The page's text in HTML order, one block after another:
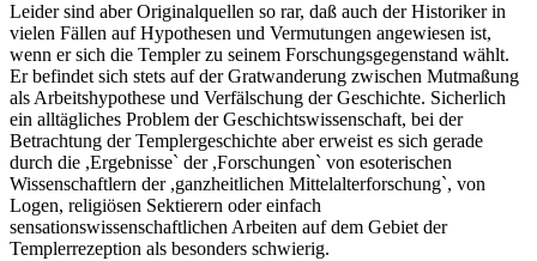
Leider sind aber Originalquellen so rar, daß auch der Historiker in
vielen Fällen auf Hypothesen und Vermutungen angewiesen ist,
wenn er sich die Templer zu seinem Forschungsgegenstand wählt.
Er befindet sich stets auf der Gratwanderung zwischen Mutmaßung
als Arbeitshypothese und Verfälschung der Geschichte. Sicherlich
ein alltägliches Problem der Geschichtswissenschaft, bei der
Betrachtung der Templergeschichte aber erweist es sich gerade
durch die ,Ergebnisse` der ,Forschungen` von esoterischen
Wissenschaftlern der ,ganzheitlichen Mittelalterforschung`, von
Logen, religiösen Sektierern oder einfach
sensationswissenschaftlichen Arbeiten auf dem Gebiet der
Templerrezeption als besonders schwierig.